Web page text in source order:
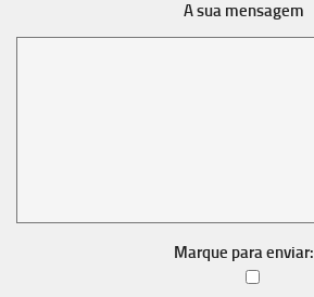
A sua mensagem
Marque para enviar: